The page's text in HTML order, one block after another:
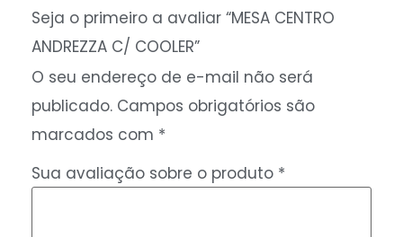
Seja o primeiro a avaliar “MESA CENTRO
ANDREZZA C/ COOLER”
O seu endereço de e-mail não será
publicado. Campos obrigatórios são
marcados com *
Sua avaliação sobre o produto *